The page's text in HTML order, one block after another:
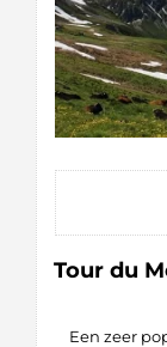
Tour du
Een zeer